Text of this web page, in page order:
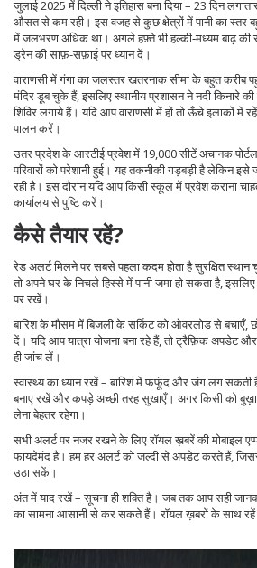
जुलाई 2025 में दिल्ली ने इतिहास बना दिया – 23 दिन
औसत से कम रही। इस वजह से कुछ क्षेत्रों में पानी का स्तर
में जलभरण अधिक था। अगले हफ़्ते भी हल्की‑मध्यम बाढ़ की
ड्रेन की साफ़-सफ़ाई पर ध्यान दें।
वाराणसी में गंगा का जलस्तर खतरनाक सीमा के बहुत करीब
मंदिर डूब चुके हैं, इसलिए स्थानीय प्रशासन ने नदी किनारे
शिविर लगाये हैं। यदि आप वाराणसी में हों तो ऊँचे इलाकों में
पालन करें।
उतर प्रदेश के आरटीई प्रवेश में 19,000 सीटें अचानक
परिवारों को परेशानी हुई। यह तकनीकी गड़बड़ी है लेकिन
रही है। इस दौरान यदि आप किसी स्कूल में प्रवेश कराना
कार्यालय से पुष्टि करें।
कैसे तैयार रहें?
रेड अलर्ट मिलने पर सबसे पहला कदम होता है सुरक्षित स्थान
तो अपने घर के निचले हिस्से में पानी जमा हो सकता है,
पर रखें।
बारिश के मौसम में बिजली के सर्किट को ओवरलोड से बचाएँ,
दें। यदि आप यात्रा योजना बना रहे हैं, तो ट्रैफ़िक अपडेट
ही जांच लें।
स्वास्थ्य का ध्यान रखें – बारिश में फफूंद और जंग लग सकती
बनाए रखें और कपड़े अच्छी तरह सुखाएँ। अगर किसी को बुख़ार
लेना बेहतर रहेगा।
सभी अलर्ट पर नजर रखने के लिए रॉयल ख़बरें की मोबाइल
फायदेमंद है। हम हर अलर्ट को जल्दी से अपडेट करते हैं,
उठा सकें।
अंत में याद रखें – सूचना ही शक्ति है। जब तक आप सही
का सामना आसानी से कर सकते हैं। रॉयल ख़बरों के साथ रहें